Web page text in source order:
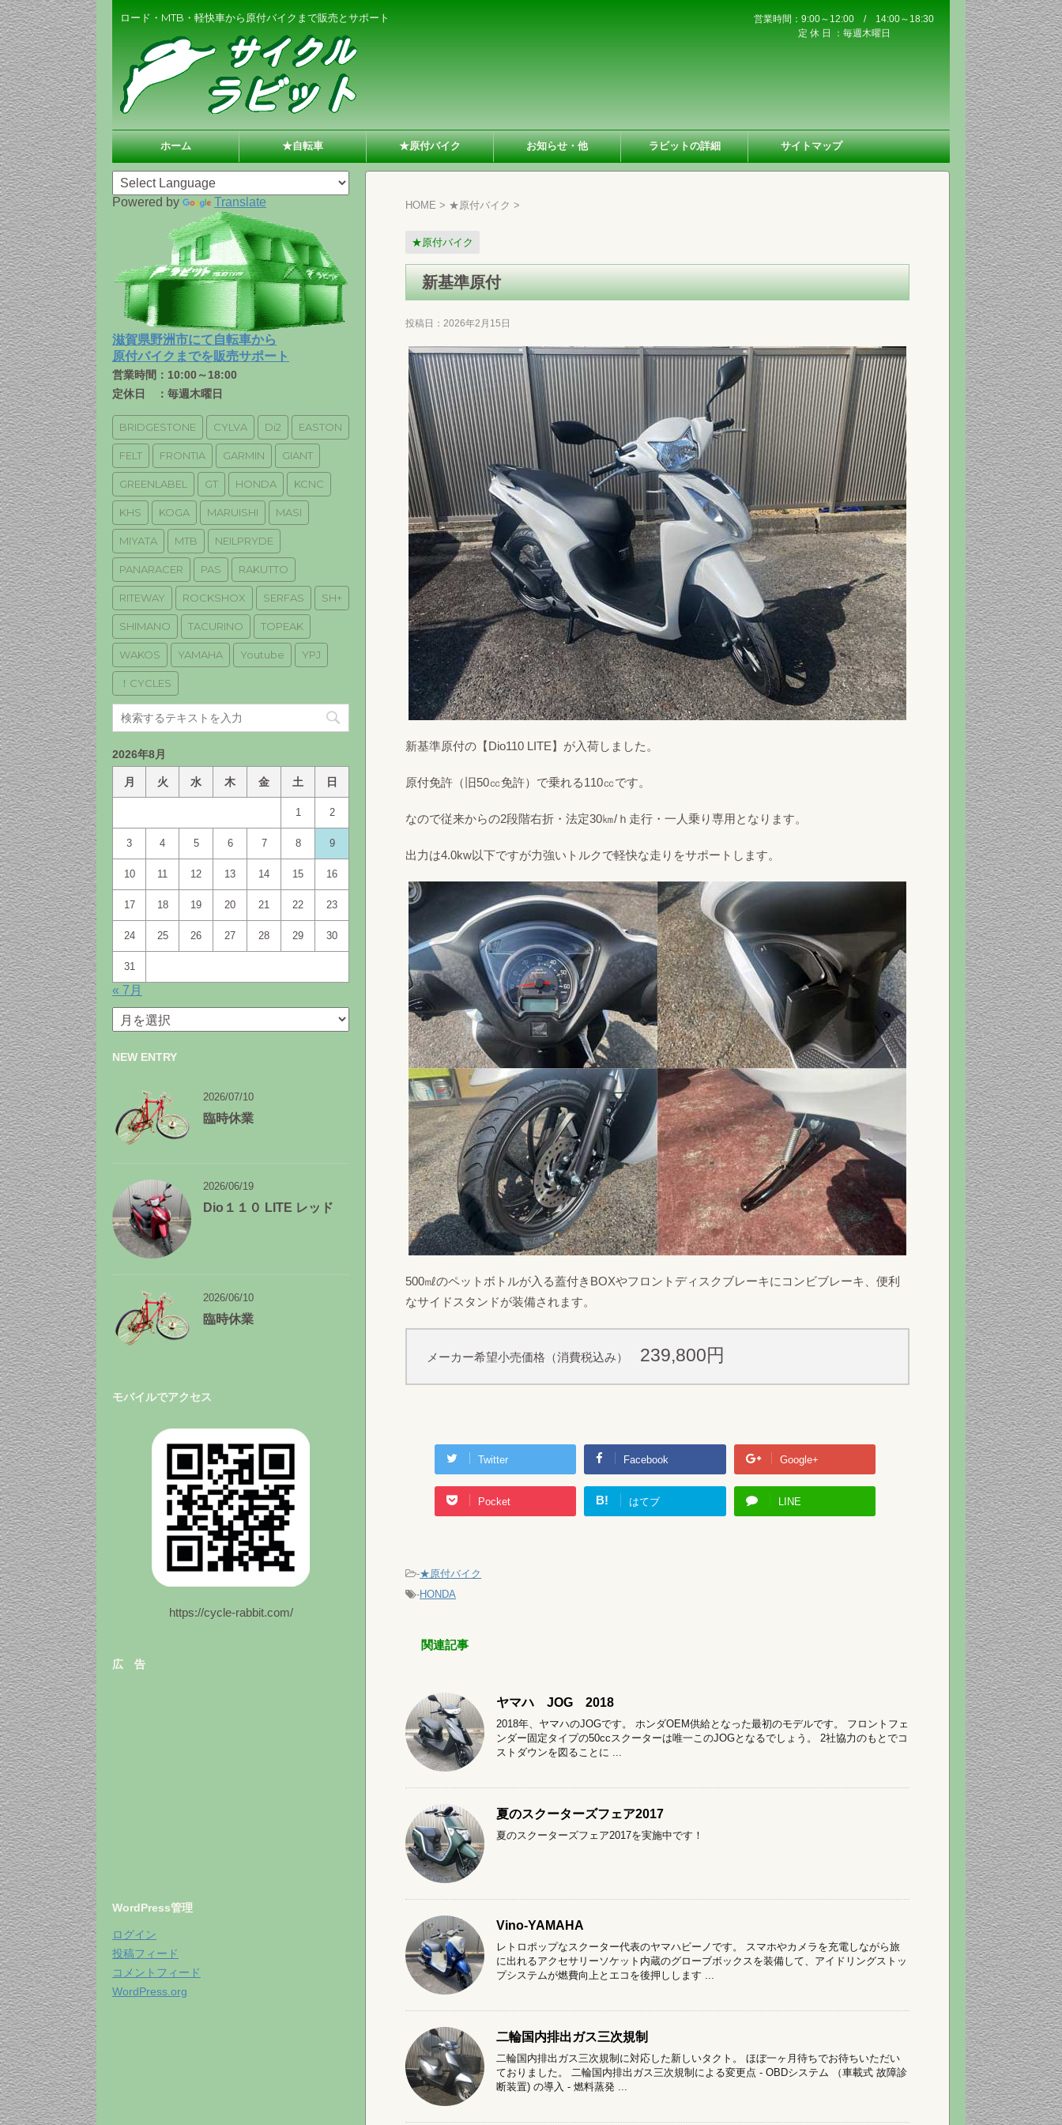
ロード・MTB・軽快車から原付バイクまで販売とサポート
営業時間：9:00～12:00 / 14:00～18:30
定 休 日 ：毎週木曜日
ホーム ★自転車 ★原付バイク お知らせ・他 ラビットの詳細 サイトマップ
HOME > ★原付バイク >
★原付バイク
新基準原付
投稿日： 2026年2月15日
新基準原付の【Dio110 LITE】が入荷しました。
原付免許（旧50㏄免許）で乗れる110㏄です。
なので従来からの2段階右折・法定30㎞/ｈ走行・一人乗り専用となります。
出力は4.0kw以下ですが力強いトルクで軽快な走りをサポートします。
500㎖のペットボトルが入る蓋付きBOXやフロントディスクブレーキにコンビブレーキ、便利
なサイドスタンドが装備されます。
メーカー希望小売価格（消費税込み） 239,800円
Twitter Facebook Google+
Pocket B! はてブ LINE
-★原付バイク
-HONDA
関連記事
ヤマハ JOG 2018
2018年、ヤマハのJOGです。 ホンダOEM供給となった最初のモデルです。 フロントフェ
ンダー固定タイプの50ccスクーターは唯一このJOGとなるでしょう。 2社協力のもとでコ
ストダウンを図ることに ...
夏のスクーターズフェア2017
夏のスクーターズフェア2017を実施中です！
Vino-YAMAHA
レトロポップなスクーター代表のヤマハビーノです。 スマホやカメラを充電しながら旅
に出れるアクセサリーソケット内蔵のグローブボックスを装備して、アイドリングストッ
プシステムが燃費向上とエコを後押しします ...
二輪国内排出ガス三次規制
二輪国内排出ガス三次規制に対応した新しいタクト。 ほぼ一ヶ月待ちでお待ちいただい
ておりました。 二輪国内排出ガス三次規制による変更点 - OBDシステム （車載式 故障診
断装置) の導入 - 燃料蒸発 ...
Powered by Translate
滋賀県野洲市にて自転車から
原付バイクまでを販売サポート
営業時間：10:00～18:00
定休日 ：毎週木曜日
BRIDGESTONE CYLVA Di2 EASTON
FELT FRONTIA GARMIN GIANT
GREENLABEL GT HONDA KCNC
KHS KOGA MARUISHI MASI
MIYATA MTB NEILPRYDE
PANARACER PAS RAKUTTO
RITEWAY ROCKSHOX SERFAS SH+
SHIMANO TACURINO TOPEAK
WAKOS YAMAHA Youtube YPJ
！CYCLES
2026年8月
月 火 水 木 金 土 日
1 2
3 4 5 6 7 8 9
10 11 12 13 14 15 16
17 18 19 20 21 22 23
24 25 26 27 28 29 30
31
« 7月
月
別
ー
ブ
NEW ENTRY
2026/07/10
臨時休業
2026/06/19
Dio１１０ LITE レッド
2026/06/10
臨時休業
モバイルでアクセス
https://cycle-rabbit.com/
広 告
WordPress管理
ログイン
投稿フィード
コメントフィード
WordPress.org